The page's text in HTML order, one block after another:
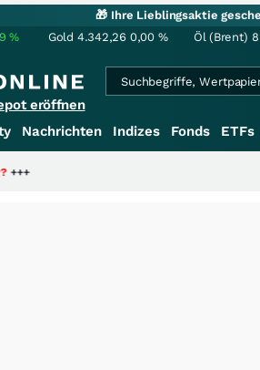
🎁 Ihre Lieblingsaktie
% Gold 4.342,26 0,00 % Öl (Brent)
eröffnen
Nachrichten Indizes Fonds ETFs